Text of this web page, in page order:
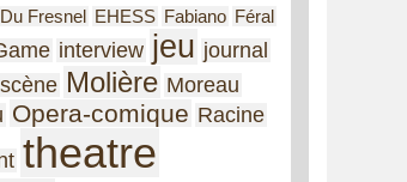
Du Fresnel EHESS Fabiano Féral
interview jeu journal
Molière Moreau
Opera-comique Racine
theatre